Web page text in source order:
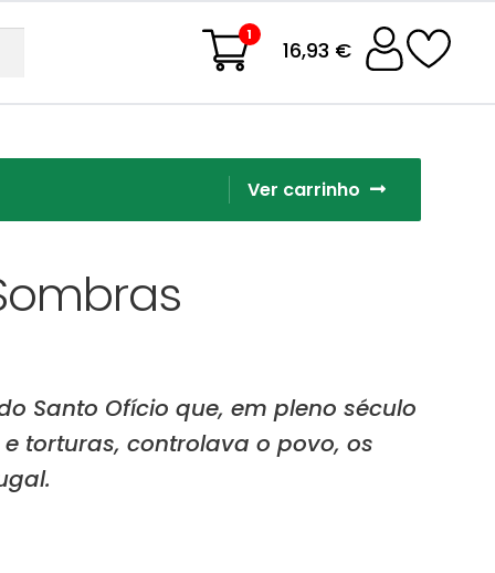
1
16,93 €
Ver carrinho
Santo Ofício que, em pleno século
torturas, controlava o povo, os